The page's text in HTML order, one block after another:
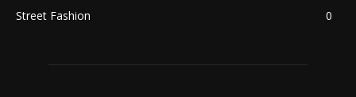
Street Fashion
0